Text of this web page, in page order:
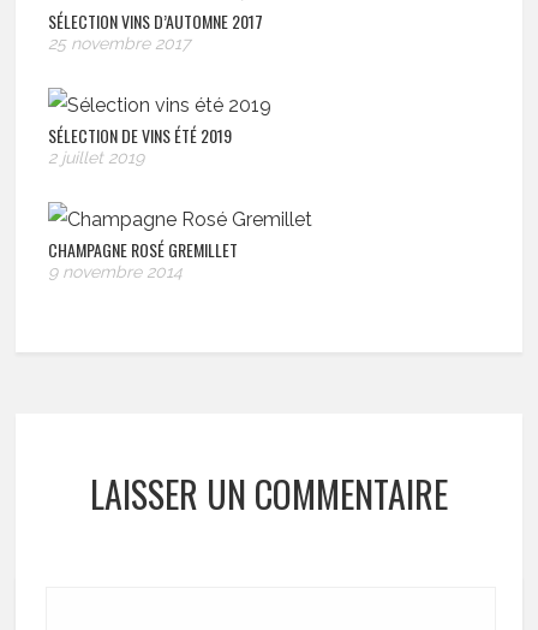
SÉLECTION VINS D’AUTOMNE 2017
25 novembre 2017
SÉLECTION DE VINS ÉTÉ 2019
2 juillet 2019
CHAMPAGNE ROSÉ GREMILLET
9 novembre 2014
LAISSER UN COMMENTAIRE